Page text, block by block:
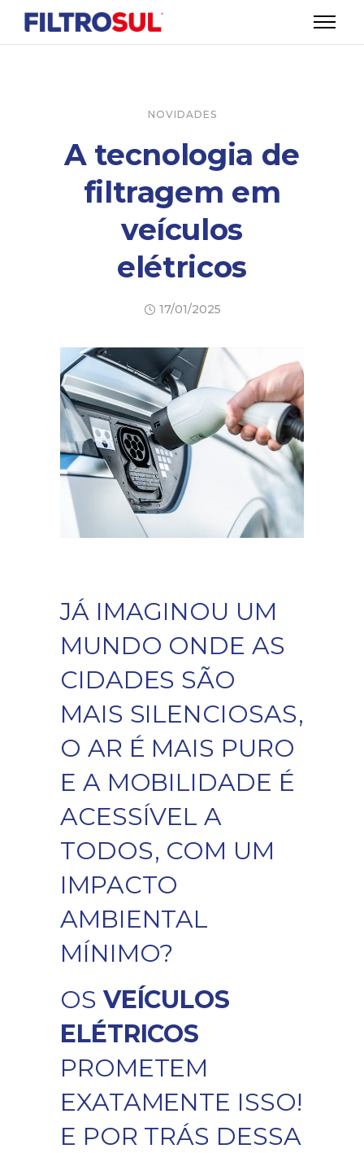
NOVIDADES
A tecnologia de
filtragem em
veículos
elétricos
17/01/2025
JÁ IMAGINOU UM
MUNDO ONDE AS
CIDADES SÃO
MAIS SILENCIOSAS,
O AR É MAIS PURO
E A MOBILIDADE É
ACESSÍVEL A
TODOS, COM UM
IMPACTO
AMBIENTAL
MÍNIMO?
OS VEÍCULOS
ELÉTRICOS
PROMETEM
EXATAMENTE ISSO!
E POR TRÁS DESSA